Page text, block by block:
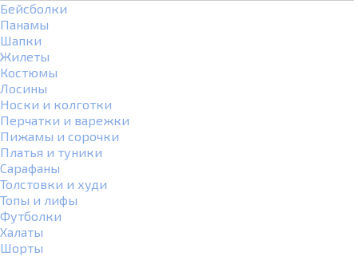
Бейсболки
Панамы
Шапки
Жилеты
Костюмы
Лосины
Носки и колготки
Перчатки и варежки
Пижамы и сорочки
Платья и туники
Сарафаны
Толстовки и худи
Топы и лифы
Футболки
Халаты
Шорты